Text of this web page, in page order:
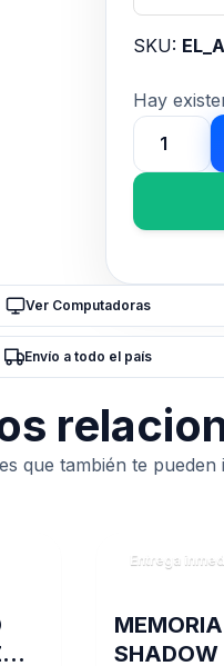
SKU:
Hay
ASUS
GAMING
WIFI
AM5
DDR5
cantidad
Ver Computadoras
Envío a todo el país
que también te pueden
Entrega
SHADOW